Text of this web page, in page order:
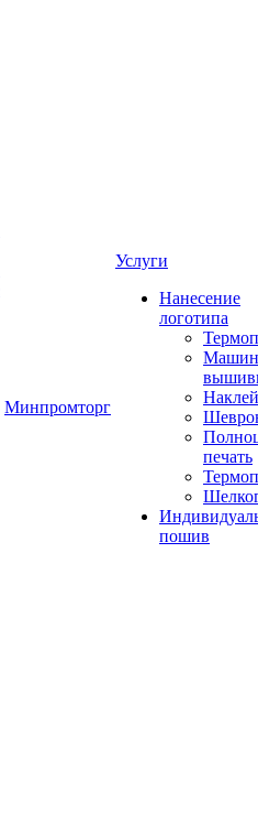
Минпромторг
Услуги
Нанесение
логотипа
печать
пошив